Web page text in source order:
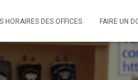
HORAIRES DES OFFICES FAIRE UN